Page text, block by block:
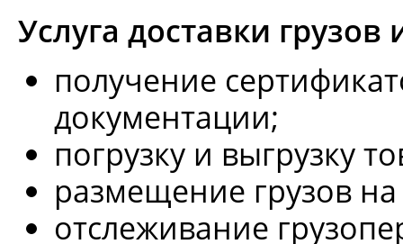
Услуга доставки
получение
документации;
погрузку и выгрузку
размещение грузов
отслеживание